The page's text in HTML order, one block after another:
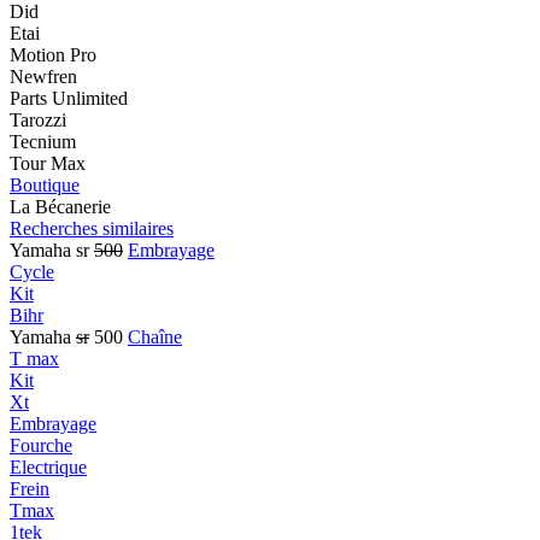
Did
Etai
Motion Pro
Newfren
Parts Unlimited
Tarozzi
Tecnium
Tour Max
Boutique
La Bécanerie
Recherches similaires
Yamaha sr500 Embrayage
Cycle
Kit
Bihr
Yamaha sr500 Chaîne
T max
Kit
Xt
Embrayage
Fourche
Electrique
Frein
Tmax
1tek